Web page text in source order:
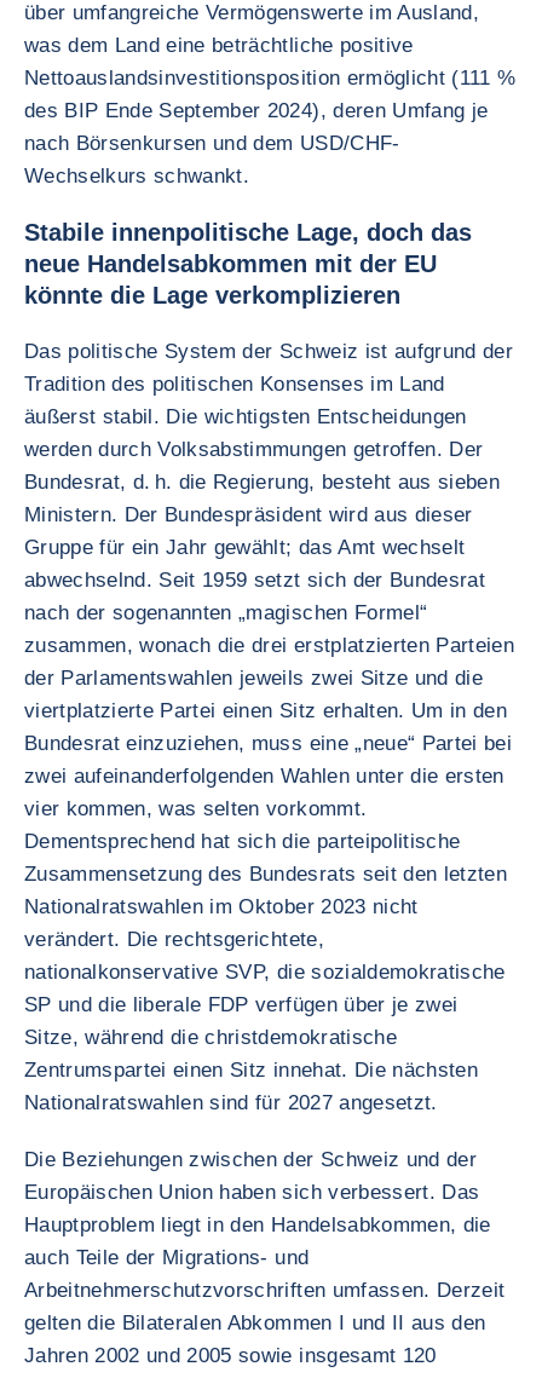
über umfangreiche Vermögenswerte im Ausland,
was dem Land eine beträchtliche positive
Nettoauslandsinvestitionsposition ermöglicht (111 %
des BIP Ende September 2024), deren Umfang je
nach Börsenkursen und dem USD/CHF-
Wechselkurs schwankt.
Stabile innenpolitische Lage, doch das
neue Handelsabkommen mit der EU
könnte die Lage verkomplizieren
Das politische System der Schweiz ist aufgrund der
Tradition des politischen Konsenses im Land
äußerst stabil. Die wichtigsten Entscheidungen
werden durch Volksabstimmungen getroffen. Der
Bundesrat, d. h. die Regierung, besteht aus sieben
Ministern. Der Bundespräsident wird aus dieser
Gruppe für ein Jahr gewählt; das Amt wechselt
abwechselnd. Seit 1959 setzt sich der Bundesrat
nach der sogenannten „magischen Formel“
zusammen, wonach die drei erstplatzierten Parteien
der Parlamentswahlen jeweils zwei Sitze und die
viertplatzierte Partei einen Sitz erhalten. Um in den
Bundesrat einzuziehen, muss eine „neue“ Partei bei
zwei aufeinanderfolgenden Wahlen unter die ersten
vier kommen, was selten vorkommt.
Dementsprechend hat sich die parteipolitische
Zusammensetzung des Bundesrats seit den letzten
Nationalratswahlen im Oktober 2023 nicht
verändert. Die rechtsgerichtete,
nationalkonservative SVP, die sozialdemokratische
SP und die liberale FDP verfügen über je zwei
Sitze, während die christdemokratische
Zentrumspartei einen Sitz innehat. Die nächsten
Nationalratswahlen sind für 2027 angesetzt.
Die Beziehungen zwischen der Schweiz und der
Europäischen Union haben sich verbessert. Das
Hauptproblem liegt in den Handelsabkommen, die
auch Teile der Migrations- und
Arbeitnehmerschutzvorschriften umfassen. Derzeit
gelten die Bilateralen Abkommen I und II aus den
Jahren 2002 und 2005 sowie insgesamt 120